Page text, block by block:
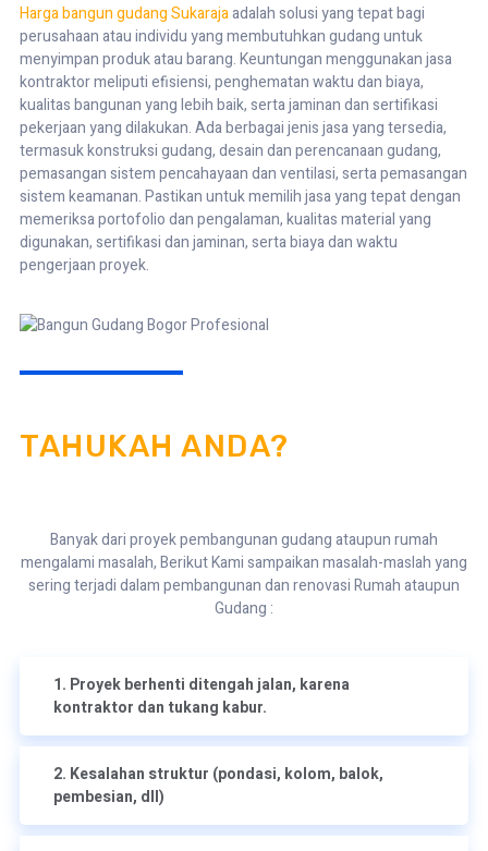
Harga bangun gudang Sukarajaadalah solusi yang tepat bagi
perusahaan atau individu yang membutuhkan gudang untuk
menyimpan produk atau barang. Keuntungan menggunakan jasa
kontraktor meliputi efisiensi, penghematan waktu dan biaya,
kualitas bangunan yang lebih baik, serta jaminan dan sertifikasi
pekerjaan yang dilakukan. Ada berbagai jenis jasa yang tersedia,
termasuk konstruksi gudang, desain dan perencanaan gudang,
pemasangan sistem pencahayaan dan ventilasi, serta pemasangan
sistem keamanan. Pastikan untuk memilih jasa yang tepat dengan
memeriksa portofolio dan pengalaman, kualitas material yang
digunakan, sertifikasi dan jaminan, serta biaya dan waktu
pengerjaan proyek.
TAHUKAH ANDA?
Banyak dari proyek pembangunan gudang ataupun rumah
mengalami masalah, Berikut Kami sampaikan masalah-maslah yang
sering terjadi dalam pembangunan dan renovasi Rumah ataupun
Gudang :
1. Proyek berhenti ditengah jalan, karena
kontraktor dan tukang kabur.
2. Kesalahan struktur (pondasi, kolom, balok,
pembesian, dll)